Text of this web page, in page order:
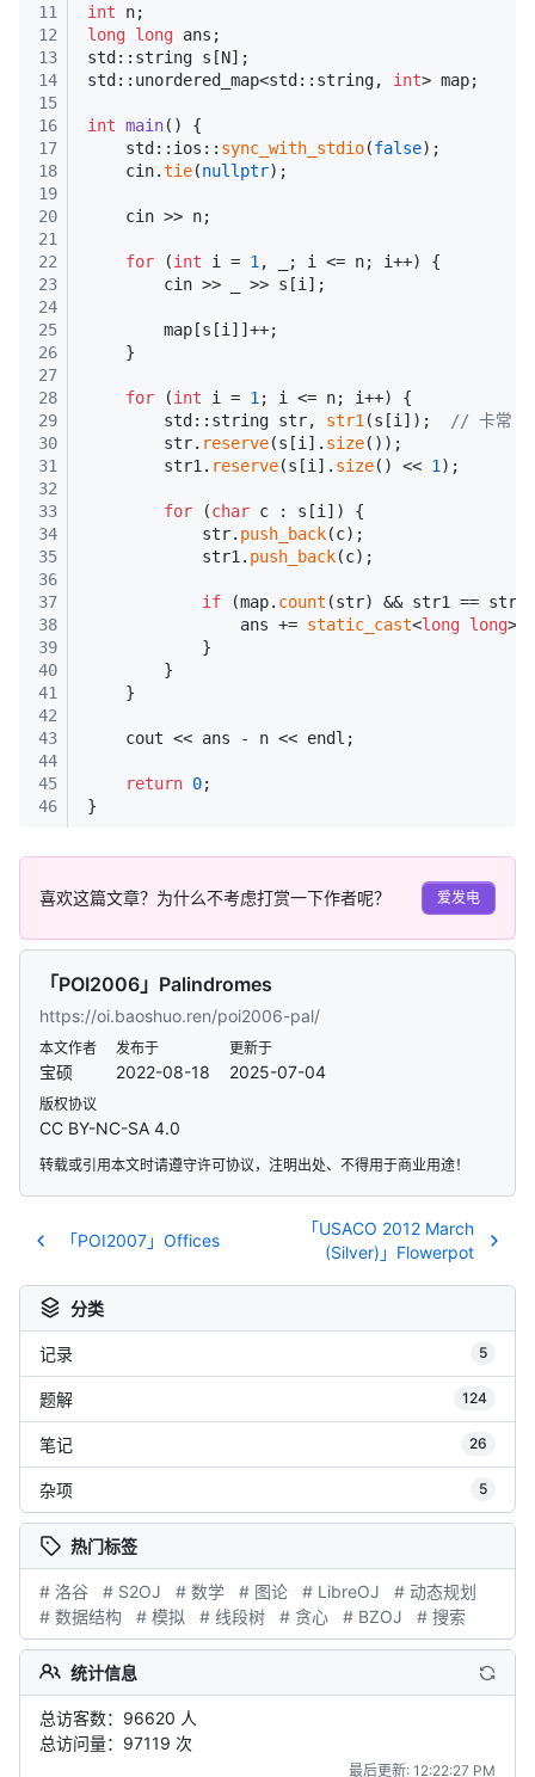
11
12
13
14
15
16
17
18
19
20
21
22
23
24
25
26
27
28
29
30
31
32
33
34
35
36
37
38
39
40
41
42
43
44
45
46
int n;
long long ans;
std::string s[N];
std::unordered_map<std::string, int> map;
int main()
{
    std::ios::
sync_with_stdio(false);
    cin.
tie(nullptr);
    cin >> n;
for (int i = 1 , _; i <= n; i++) {
        cin >> _ >> s[i];
        map[s[i]]++;
    }
for (int i = 1 ; i <= n; i++) {
        std::string str,
str1 (s[i]);
// 卡常
        str.
reserve(s[i]. size());
        str1.
reserve(s[i]. size() << 1 );
for (char c : s[i]) {
            str.
push_back(c);
            str1.
push_back(c);
if (map. count (str) && str1 == str
                ans +=
static_cast<long long
            }
        }
    }
    cout << ans - n << endl;
return 0;
}
喜欢这篇文章？为什么不考虑打赏一下作者呢？ 爱发电
「POI2006」Palindromes
https://oi.baoshuo.ren/poi2006-pal/
本文作者
宝硕
发布于
2022-08-18
更新于
2025-07-04
版权协议
CC BY-NC-SA 4.0
转载或引用本文时请遵守许可协议，注明出处、不得用于商业用途！
「POI2007」Offices
「USACO 2012 March
(Silver)」Flowerpot
分类
记录 5
题解 124
笔记 26
杂项 5
热门标签
# 洛谷 # S2OJ # 数学 # 图论 # LibreOJ
# 动态规划
# 数据结构
# 模拟 # 线段树 # 贪心 # BZOJ # 搜索
统计信息
总访客数：96620 人
总访问量：97119 次
最后更新: 12:22:27 PM